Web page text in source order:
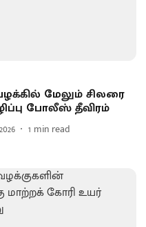
மேலும் சிலரை
போலீஸ் தீவிரம்
1 min read